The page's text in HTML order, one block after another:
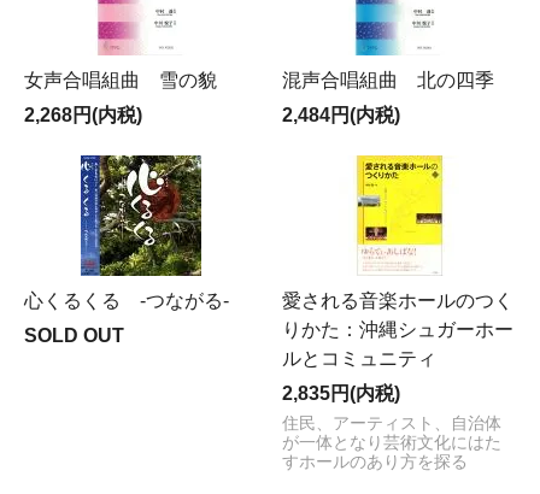
女声合唱組曲 雪の貌
2,268円(内税)
混声合唱組曲 北の四季
2,484円(内税)
心くるくる -つながる-
SOLD OUT
愛される音楽ホールのつく
りかた：沖縄シュガーホー
ルとコミュニティ
2,835円(内税)
住民、アーティスト、自治体
が一体となり芸術文化にはた
すホールのあり方を探る